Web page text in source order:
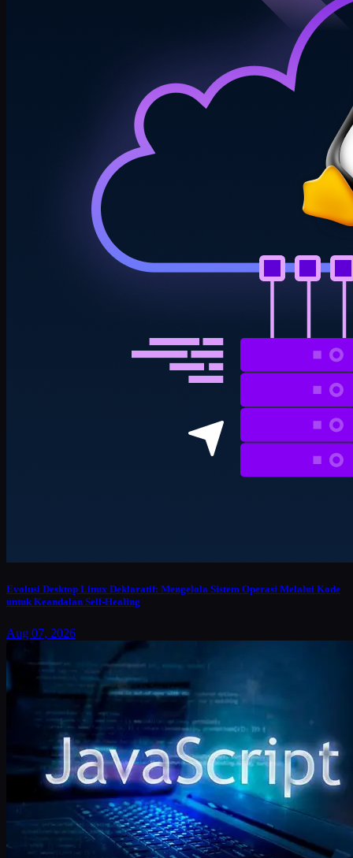
Evolusi Desktop Linux Deklaratif: Mengelola Sistem Operasi Melalui Kode
untuk Keandalan Self-Healing
Aug 07, 2026